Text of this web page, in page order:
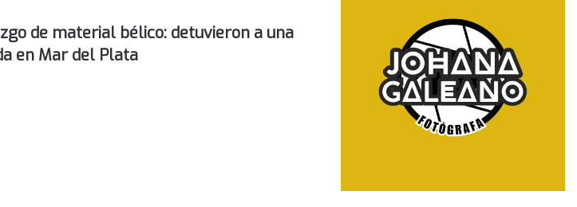
de material bélico: detuvieron a una
en Mar del Plata